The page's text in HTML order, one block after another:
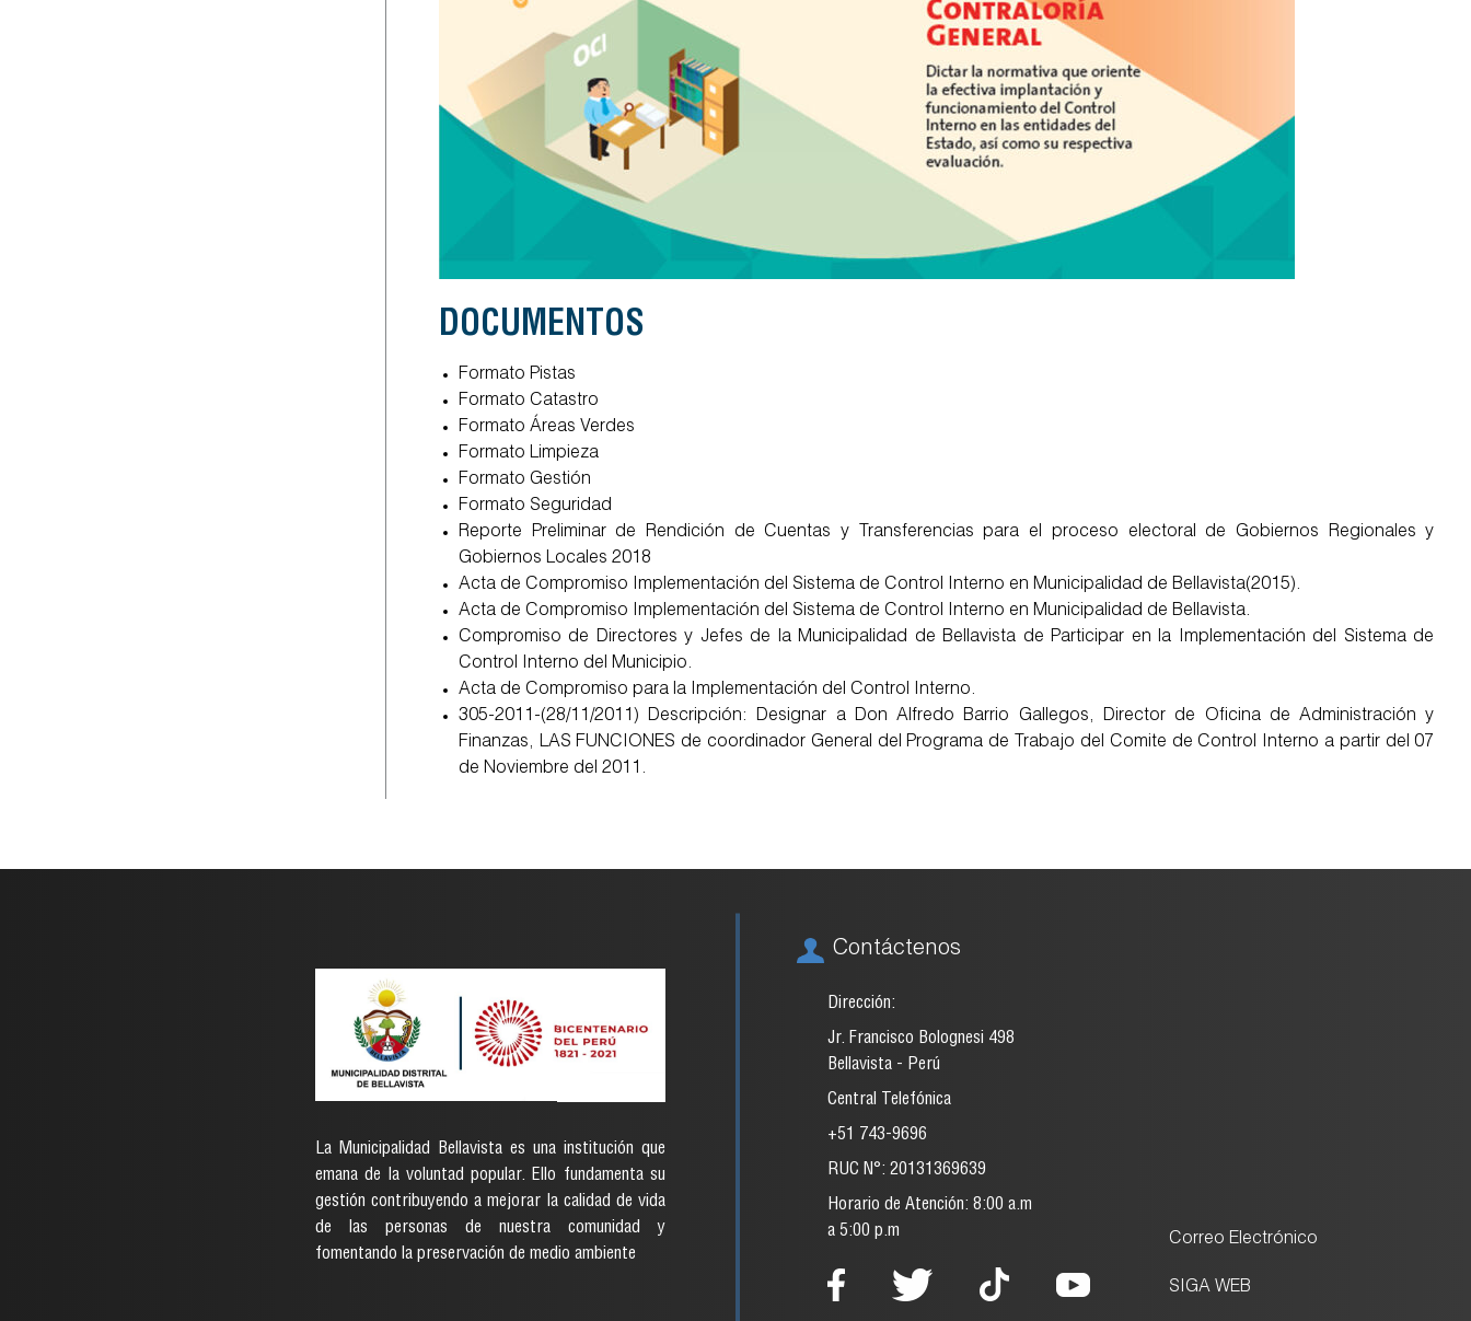
DOCUMENTOS
Formato Pistas
Formato Catastro
Formato Áreas Verdes
Formato Limpieza
Formato Gestión
Formato Seguridad
Reporte Preliminar de Rendición de Cuentas y Transferencias para el proceso electoral de Gobiernos Regionales y
Gobiernos Locales 2018
Acta de Compromiso Implementación del Sistema de Control Interno en Municipalidad de Bellavista(2015).
Acta de Compromiso Implementación del Sistema de Control Interno en Municipalidad de Bellavista.
Compromiso de Directores y Jefes de la Municipalidad de Bellavista de Participar en la Implementación del Sistema de
Control Interno del Municipio.
Acta de Compromiso para la Implementación del Control Interno.
305-2011-(28/11/2011) Descripción: Designar a Don Alfredo Barrio Gallegos, Director de Oficina de Administración y
Finanzas, LAS FUNCIONES de coordinador General del Programa de Trabajo del Comite de Control Interno a partir del 07
de Noviembre del 2011.
La Municipalidad Bellavista es una institución que
emana de la voluntad popular. Ello fundamenta su
gestión contribuyendo a mejorar la calidad de vida
de las personas de nuestra comunidad y
fomentando la preservación de medio ambiente
Contáctenos
Dirección:
Jr. Francisco Bolognesi 498
Bellavista - Perú
Central Telefónica
+51 743-9696
RUC N°: 20131369639
Horario de Atención: 8:00 a.m
a 5:00 p.m
Correo Electrónico
SIGA WEB